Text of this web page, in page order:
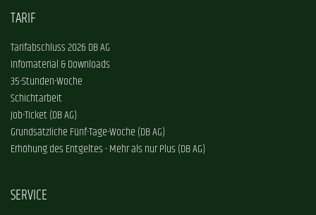
TARIF
Tarifabschluss 2026 DB AG
Infomaterial & Downloads
35-Stunden-Woche
Schichtarbeit
Job-Ticket (DB AG)
Grundsätzliche Fünf-Tage-Woche (DB AG)
Erhöhung des Entgeltes - Mehr als nur Plus (DB AG)
SERVICE